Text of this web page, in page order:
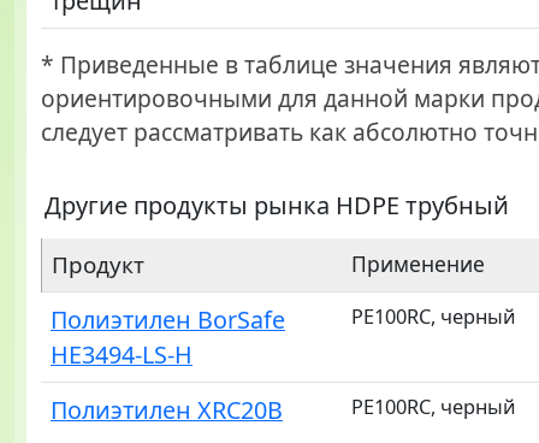
* Приведенные в таблице значения
ориентировочными для данной марки
следует рассматривать как абсолютно
Другие продукты рынка HDPE трубный
Продукт Применение
Полиэтилен BorSafe
HE3494-LS-H
PE100RC, черный
Полиэтилен XRC20B PE100RC, черный